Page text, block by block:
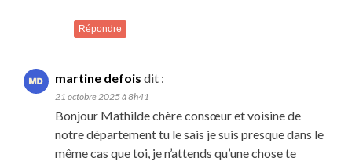
Répondre
martine defois dit :
21 octobre 2025 à 8h41
Bonjour Mathilde chère consœur et voisine de
notre département tu le sais je suis presque dans le
même cas que toi, je n’attends qu’une chose te